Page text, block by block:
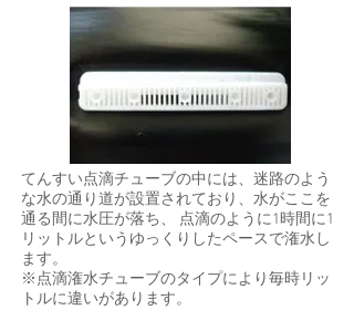
てんすい点滴チューブの中には、迷路のよう
な水の通り道が設置されており、水がここを
通る間に水圧が落ち、 点滴のように1時間に1
リットルというゆっくりしたペースで潅水し
ます。
※点滴潅水チューブのタイプにより毎時リッ
トルに違いがあります。